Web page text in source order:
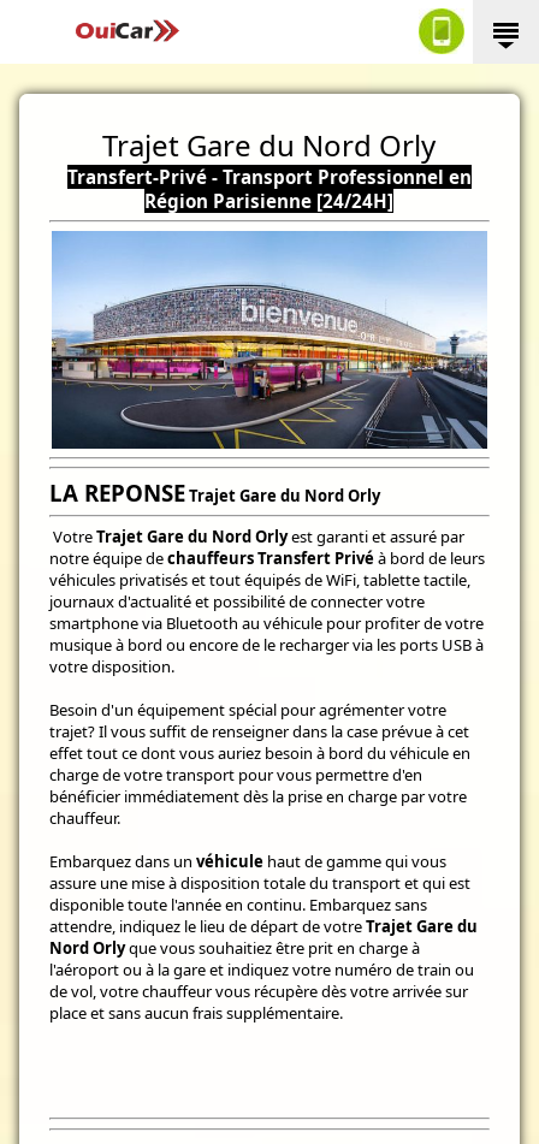
Trajet Gare du Nord Orly
Transfert-Privé - Transport Professionnel en
Région Parisienne [24/24H]
LA REPONSETrajet Gare du Nord Orly
VotreTrajet Gare du Nord Orlyest garanti et assuré par
notre équipe dechauffeurs Transfert Privéà bord de leurs
véhicules privatisés et tout équipés de WiFi, tablette tactile,
journaux d'actualité et possibilité de connecter votre
smartphone via Bluetooth au véhicule pour profiter de votre
musique à bord ou encore de le recharger via les ports USB à
votre disposition.
Besoin d'un équipement spécial pour agrémenter votre
trajet? Il vous suffit de renseigner dans la case prévue à cet
effet tout ce dont vous auriez besoin à bord du véhicule en
charge de votre transport pour vous permettre d'en
bénéficier immédiatement dès la prise en charge par votre
chauffeur.
Embarquez dans unvéhicule haut de gamme qui vous
assure une mise à disposition totale du transport et qui est
disponible toute l'année en continu. Embarquez sans
attendre, indiquez le lieu de départ de votreTrajet Gare du
Nord Orlyque vous souhaitiez être prit en charge à
l'aéroport ou à la gare et indiquez votre numéro de train ou
de vol, votre chauffeur vous récupère dès votre arrivée sur
place et sans aucun frais supplémentaire.